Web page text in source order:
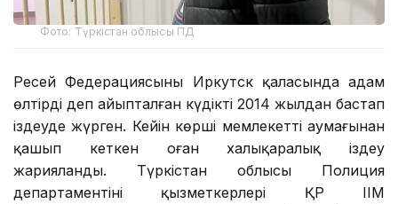
Фото: Түркістан облысы ПД
Ресей Федерациясының Иркутск қаласында адам
өлтірді деп айыпталған күдікті 2014 жылдан бастап
іздеуде жүрген. Кейін көрші мемлекеттің аумағынан
қашып кеткен оған халықаралық іздеу
жарияланды. Түркістан облысы Полиция
департаментінің қызметкерлері ҚР ІІМ